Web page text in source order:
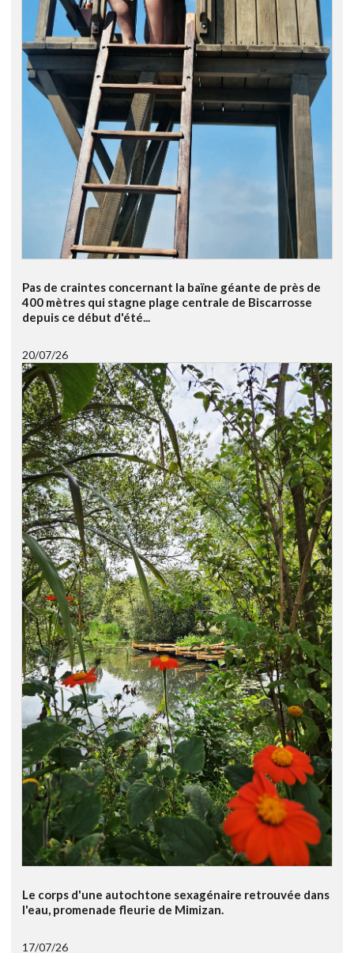
Pas de craintes concernant la baïne géante de près de
400 mètres qui stagne plage centrale de Biscarrosse
depuis ce début d'été...
20/07/26
Le corps d'une autochtone sexagénaire retrouvée dans
l'eau, promenade fleurie de Mimizan.
17/07/26